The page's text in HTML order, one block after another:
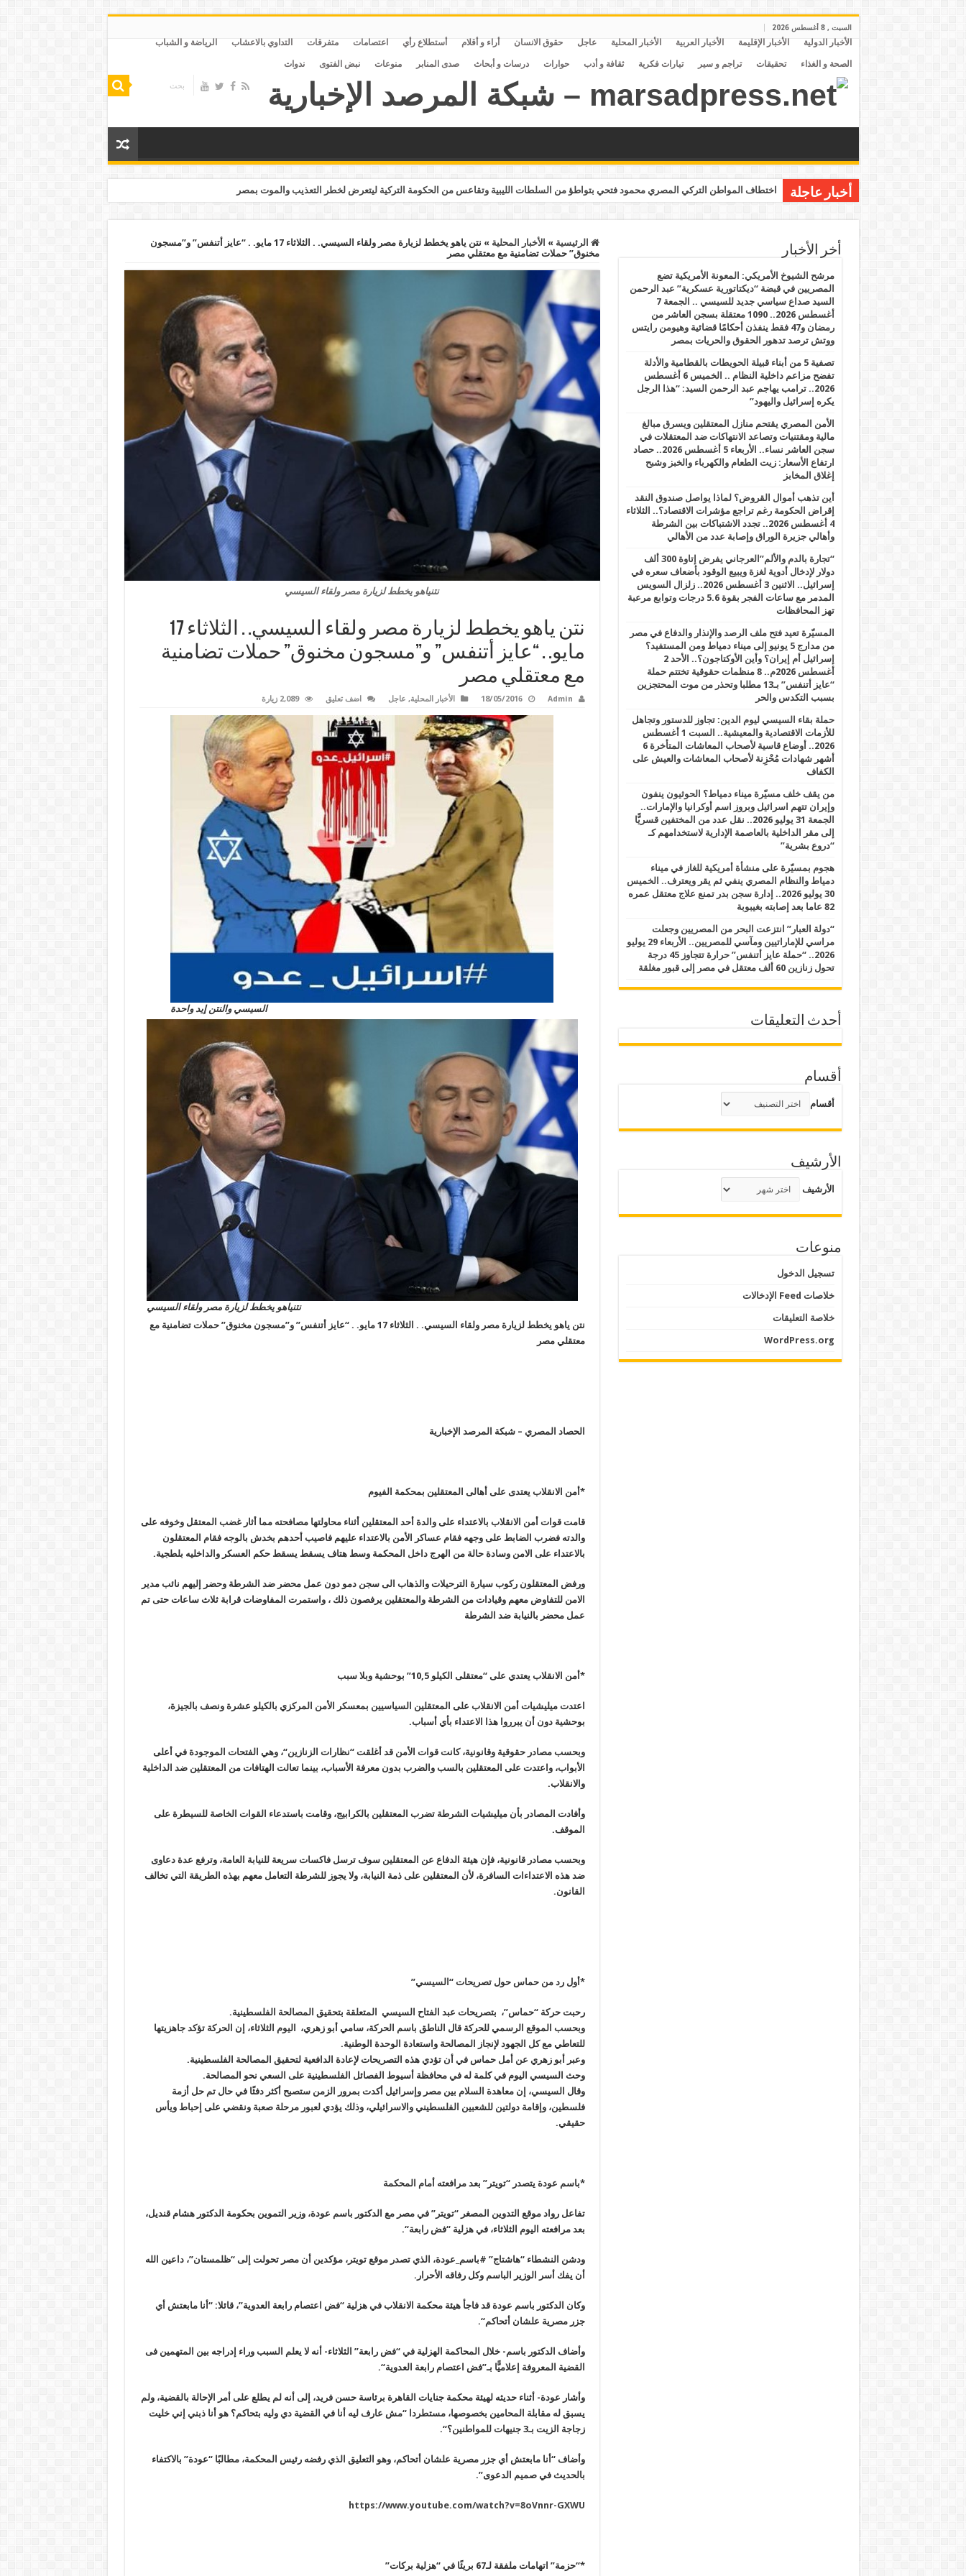
السبت , 8 أغسطس 2026
الأخبار الدولية الأخبار الإقليمة الأخبار العربية الأخبار المحلية عاجل حقوق الانسان أراء و أقلام أستطلاع رأي اعتصامات متفرقات التداوي بالاعشاب الرياضة و الشباب
الصحة و الغذاء تحقيقات تراجم و سير تيارات فكرية ثقافة و أدب حوارات درسات و أبحاث صدى المنابر منوعات نبض الفتوى ندوات
أخبار عاجلة اختطاف المواطن التركي المصري محمود فتحي بتواطؤ من السلطات الليبية وتقاعس من الحكومة التركية ليتعرض لخطر التعذيب والموت بمصر
الرئيسية » الأخبار المحلية »
نتن ياهو يخطط لزيارة مصر ولقاء السيسي. . الثلاثاء 17 مايو. . “عايز أتنفس” و”مسجون
مخنوق” حملات تضامنية مع معتقلي مصر
نتنياهو يخطط لزيارة مصر ولقاء السيسي
نتن ياهو يخطط لزيارة مصر ولقاء السيسي. . الثلاثاء 17
مايو. . “عايز أتنفس” و”مسجون مخنوق” حملات تضامنية
مع معتقلي مصر
Admin
18/05/2016 الأخبار المحلية, عاجل اضف تعليق 2,089 زيارة
السيسي والنتن إيد واحدة
نتنياهو يخطط لزيارة مصر ولقاء السيسي
نتن ياهو يخطط لزيارة مصر ولقاء السيسي. . الثلاثاء 17 مايو. .
“عايز أتنفس” و”مسجون مخنوق” حملات تضامنية مع
معتقلي مصر
الحصاد المصري – شبكة المرصد الإخبارية
*أمن الانقلاب يعتدى على أهالى المعتقلين بمحكمة الفيوم
قامت قوات أمن الانقلاب بالاعتداء على ‫‏والدة أحد المعتقلين أثناء محاولتها مصافحته مما أثار غضب المعتقل وخوفه على
والدته فضرب الضابط على وجهه فقام عساكر الأمن بالاعتداء عليهم فاصيب أحدهم بخدش بالوجه فقام المعتقلون
بالاعتداء على الامن وسادة حالة من الهرج داخل المحكمة وسط هتاف يسقط يسقط حكم العسكر والداخليه بلطجية.
ورفض المعتقلون ركوب سيارة الترحيلات والذهاب الى سجن دمو دون عمل محضر ضد الشرطة وحضر إليهم نائب مدير
الامن للتفاوض معهم وقيادات من الشرطة والمعتقلين يرفصون ذلك ، واستمرت المفاوضات قرابة ثلاث ساعات حتى تم
عمل محضر بالنيابة ضد الشرطة
*أمن الانقلاب يعتدي على “معتقلى الكيلو 10,5” بوحشية وبلا سبب
اعتدت ميليشيات أمن الانقلاب على المعتقلين السياسيين بمعسكر الأمن المركزي بالكيلو عشرة ونصف بالجيزة،
بوحشية دون أن يبرروا هذا الاعتداء بأي أسباب.
وبحسب مصادر حقوقية وقانونية، كانت قوات الأمن قد أغلقت “نظارات الزنازين“، وهي الفتحات الموجودة في أعلى
الأبواب، واعتدت على المعتقلين بالسب والضرب بدون معرفة الأسباب، بينما تعالت الهتافات من المعتقلين ضد الداخلية
والانقلاب.
وأفادت المصادر بأن ميليشيات الشرطة تضرب المعتقلين بالكرابيج، وقامت باستدعاء القوات الخاصة للسيطرة على
الموقف.
وبحسب مصادر قانونية، فإن هيئة الدفاع عن المعتقلين سوف ترسل فاكسات سريعة للنيابة العامة، وترفع عدة دعاوى
ضد هذه الاعتداءات السافرة، لأن المعتقلين على ذمة النيابة، ولا يجوز للشرطة التعامل معهم بهذه الطريقة التي تخالف
القانون.
*أول رد من حماس حول تصريحات “السيسي”
رحبت حركة “حماس”، بتصريحات عبد الفتاح السيسي المتعلقة بتحقيق المصالحة الفلسطينية.
وبحسب الموقع الرسمي للحركة قال الناطق باسم الحركة، سامي أبو زهري،
اليوم الثلاثاء، إن الحركة تؤكد جاهزيتها
للتعاطي مع كل الجهود لإنجاز المصالحة واستعادة الوحدة الوطنية.
وعبر أبو زهري عن أمل حماس في أن تؤدي هذه التصريحات لإعادة الدافعية لتحقيق المصالحة الفلسطينية.
وحث السيسي اليوم في كلمة له في محافظة أسيوط الفصائل الفلسطينية على السعي نحو المصالحة.
وقال السيسي، إن معاهدة السلام بين مصر وإسرائيل أكدت بمرور الزمن ستصبح أكثر دفئًا في حال تم حل أزمة
فلسطين، وإقامة دولتين للشعبين الفلسطيني والاسرائيلي، وذلك يؤدي لعبور مرحلة صعبة ونقضي على إحباط ويأس
حقيقي.
*باسم عودة يتصدر “تويتر” بعد مرافعته أمام المحكمة
تفاعل رواد موقع التدوين المصغر “تويتر” في مصر مع الدكتور باسم عودة، وزير التموين بحكومة الدكتور هشام قنديل،
بعد مرافعته اليوم الثلاثاء، في هزلية “فض رابعة“.
ودشن النشطاء “هاشتاج” #باسم_عودة، الذي تصدر موقع تويتر، مؤكدين أن مصر تحولت إلى “ظلمستان”، داعين الله
أن يفك أسر الوزير الباسم وكل رفاقه الأحرار .
وكان الدكتور باسم عودة قد فاجأ هيئة محكمة الانقلاب في هزلية “فض اعتصام رابعة العدوية”، قائلا: “أنا مابعتش أي
جزر مصرية علشان أتحاكم“.
وأضاف الدكتور باسم- خلال المحاكمة الهزلية في “فض رابعة” الثلاثاء- أنه لا يعلم السبب وراء إدراجه بين المتهمين فى
القضية المعروفة إعلاميًّا بـ”فض اعتصام رابعة العدوية“.
وأشار عودة- أثناء حديثه لهيئة محكمة جنايات القاهرة برئاسة حسن فريد، إلى أنه لم يطلع على أمر الإحالة بالقضية، ولم
يسبق له مقابلة المحامين بخصوصها، مستطردا “مش عارف ليه أنا في القضية دي وليه بتحاكم؟ هو أنا ذبني إني خليت
زجاجة الزيت بـ3 جنيهات للمواطنين؟
“.
وأضاف “أنا مابعتش أي جزر مصرية علشان أتحاكم، وهو التعليق الذي رفضه رئيس المحكمة، مطالبًا “عودة” بالاكتفاء
بالحديث في صميم الدعوى”.
https://www.youtube.com/watch?v=8oVnnr-GXWU
*
“حزمة” اتهامات ملفقة لـ67 بريئًا في “هزلية بركات ”
أخر الأخبار
مرشح الشيوخ الأمريكي: المعونة الأمريكية تضع
المصريين في قبضة “ديكتاتورية عسكرية” عبد الرحمن
السيد صداع سياسي جديد للسيسي .. الجمعة 7
أغسطس 2026.. 1090 معتقلة بسجن العاشر من
رمضان و47 فقط ينفذن أحكامًا قضائية وهيومن رايتس
ووتش ترصد تدهور الحقوق والحريات بمصر
تصفية 5 من أبناء قبيلة الحويطات بالقطامية والأدلة
تفضح مزاعم داخلية النظام .. الخميس 6 أغسطس
2026.. ترامب يهاجم عبد الرحمن السيد: “هذا الرجل
يكره إسرائيل واليهود”
الأمن المصري يقتحم منازل المعتقلين ويسرق مبالغ
مالية ومقتنيات وتصاعد الانتهاكات ضد المعتقلات في
سجن العاشر نساء.. الأربعاء 5 أغسطس 2026.. حصاد
ارتفاع الأسعار: زيت الطعام والكهرباء والخبز وشبح
إغلاق المخابز
أين تذهب أموال القروض؟ لماذا يواصل صندوق النقد
إقراض الحكومة رغم تراجع مؤشرات الاقتصاد؟.. الثلاثاء
4 أغسطس 2026.. تجدد الاشتباكات بين الشرطة
وأهالي جزيرة الوراق وإصابة عدد من الأهالي
“تجارة بالدم والألم”العرجاني يفرض إتاوة 300 ألف
دولار لإدخال أدوية لغزة ويبيع الوقود بأضعاف سعره في
إسرائيل.. الاثنين 3 أغسطس 2026.. زلزال السويس
المدمر مع ساعات الفجر بقوة 5.6 درجات وتوابع مرعبة
تهز المحافظات
المسيّرة تعيد فتح ملف الرصد والإنذار والدفاع في مصر
من مدارج 5 يونيو إلى ميناء دمياط ومن المستفيد؟
إسرائيل أم إيران؟ وأين الأوكتاجون؟.. الأحد 2
أغسطس 2026م.. 8 منظمات حقوقية تختتم حملة
“عايز أتنفس” بـ13 مطلبا وتحذر من موت المحتجزين
بسبب التكدس والحر
حملة بقاء السيسي ليوم الدين: تجاوز للدستور وتجاهل
للأزمات الاقتصادية والمعيشية.. السبت 1 أغسطس
2026.. أوضاع قاسية لأصحاب المعاشات المتأخرة 6
أشهر شهادات مُحْزِنة لأصحاب المعاشات والعيش على
الكفاف
من يقف خلف مسيّرة ميناء دمياط؟ الحوثيون ينفون
وإيران تتهم اسرائيل وبروز اسم أوكرانيا والإمارات..
الجمعة 31 يوليو 2026.. نقل عدد من المختفين قسريًّا
إلى مقر الداخلية بالعاصمة الإدارية لاستخدامهم كـ
“دروع بشرية”
هجوم بمسيّرة على منشأة أمريكية للغاز في ميناء
دمياط والنظام المصري ينفي ثم يقر ويعترف.. الخميس
30 يوليو 2026.. إدارة سجن بدر تمنع علاج معتقل عمره
82 عاما بعد إصابته بغيبوبة
“دولة العبار” انتزعت البحر من المصريين وجعلت
مراسي للإماراتيين ومآسي للمصريين.. الأربعاء 29 يوليو
2026.. “حملة عايز أتنفس” حرارة تتجاوز 45 درجة
تحول زنازين 60 ألف معتقل في مصر إلى قبور مغلقة
أحدث التعليقات
أقسام
أقسام
الأرشيف
الأرشيف
منوعات
تسجيل الدخول
خلاصات Feed الإدخالات
خلاصة التعليقات
WordPress.org